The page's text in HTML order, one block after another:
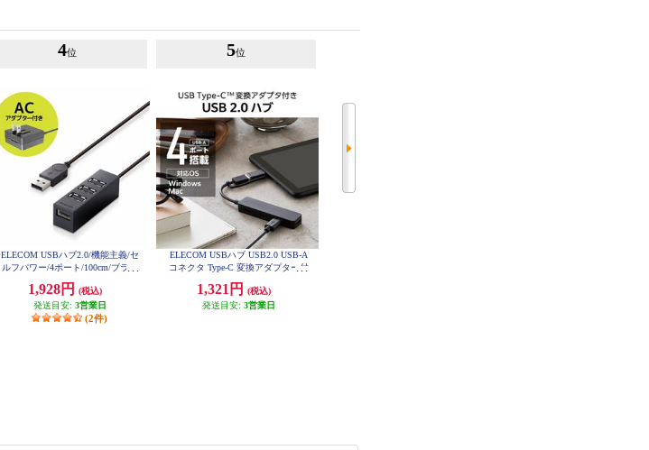
4位
ELECOM USBハブ2.0/機能主義/セ
ルフパワー/4ポート/100cm/ブラッ
1,928円
(税込)
発送目安: 3営業日
(2件)
5位
ELECOM USBハブ USB2.0 USB-A
コネクタ Type-C 変換アダプター付
ィックタイプ ブラック U2H-CA40
03BBK
1,321円
(税込)
発送目安: 3営業日